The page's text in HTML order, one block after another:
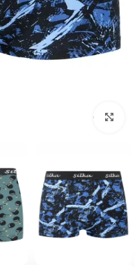
بزرگنمایی تصویر